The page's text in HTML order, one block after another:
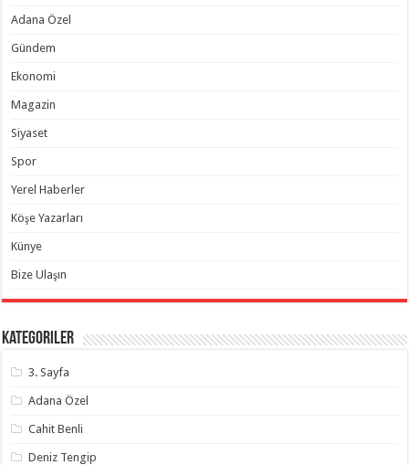
Adana Özel
Gündem
Ekonomi
Magazin
Siyaset
Spor
Yerel Haberler
Köşe Yazarları
Künye
Bize Ulaşın
Kategoriler
3. Sayfa
Adana Özel
Cahit Benli
Deniz Tengip